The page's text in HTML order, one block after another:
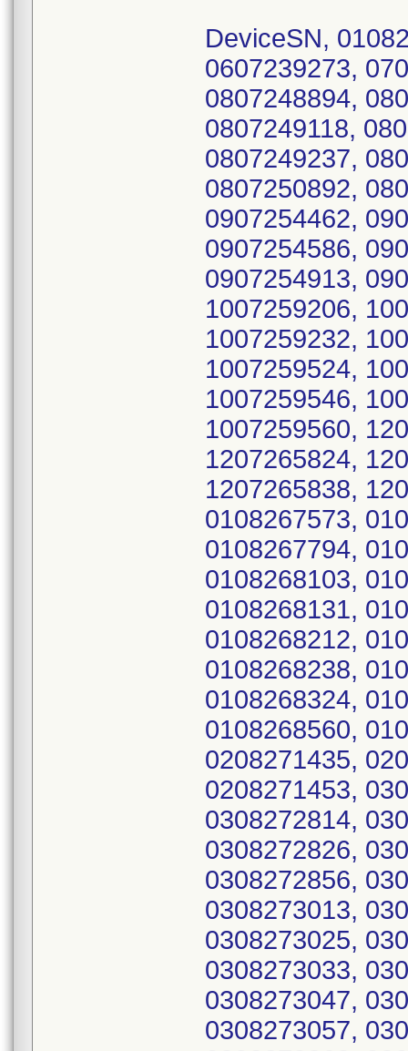
DeviceSN, 0108267946, 0108269457, 0208270821, 0607239273, 0707243380, 0807248084, 0807248830, 0807248894, 0807248896, 0807248900, 0807249110, 0807249118, 0807249133, 0807249150, 0807249226, 0807249237, 0807249692, 0807250834, 0807250838, 0807250892, 0807250894, 0807250900, 0807251119, 0907254462, 0907254500, 0907254544, 0907254554, 0907254586, 0907254592, 0907254596, 0907254909, 0907254913, 0907254927, 0909305230, 1007259202, 1007259206, 1007259210, 1007259220, 1007259228, 1007259232, 1007259299, 1007259327, 1007259516, 1007259524, 1007259528, 1007259538, 1007259542, 1007259546, 1007259552, 1007259556, 1007259558, 1007259560, 1207265816, 1207265818, 1207265822, 1207265824, 1207265826, 1207265830, 1207265834, 1207265838, 1207265842, 1207265846, 1207265848, 0108267573, 0108267647, 0108267651, 0108267681, 0108267794, 0108267952, 0108267962, 0108268101, 0108268103, 0108268105, 0108268127, 0108268129, 0108268131, 0108268133, 0108268135, 0108268137, 0108268212, 0108268228, 0108268230, 0108268234, 0108268238, 0108268240, 0108268242, 0108268318, 0108268324, 0108268554, 0108268556, 0108268558, 0108268560, 0108268568, 0108269459, 0208271423, 0208271435, 0208271447, 0208271449, 0208271451, 0208271453, 0308272802, 0308272810, 0308272812, 0308272814, 0308272816, 0308272820, 0308272824, 0308272826, 0308272850, 0308272852, 0308272854, 0308272856, 0308272893, 0308272897, 0308273007, 0308273013, 0308273019, 0308273021, 0308273023, 0308273025, 0308273027, 0308273029, 0308273031, 0308273033, 0308273039, 0308273041, 0308273043, 0308273047, 0308273049, 0308273051, 0308273053, 0308273057, 0308273059, 0308273061, 0308273195, 0308273363, 0308273367, 0308273379, 0408274276, 0408274278, 0408274311, 0408274312, 0408274313, 0408274315, 0408274316, 0408274323, 0408274325, 0408274329, 0408274333, 0408274335, 0408274355, 0408274357, 0408274378, 0408274392, 0408274588, 0408274613, 0408274679, 0409300816, 0507235246, 0507235248, 0507235252, 0507235258, 0507235741, 0507235785, 0507235787, 0507235791, 0507235795, 0507235829, 0507235837, 0507235845, 0507235847, 0507235851, 0507235909, 0507235911, 0507235913, 0507235971, 0507235989, 0507236025, 0507236027, 0507236029, 0507236031, 0507236041, 0507236047, 0507236049, 0507236448, 0507236450, 0507236452, 0507236454, 0507236474, 0507236484, 0507236486, 0507236494, 0507236500, 0507236501, 0507236505, 0507236513, 0507236547, 0507236549, 0507236551, 0507236553, 0507236555, 0507236569, 0507236573, 0507236575, 0507236581, 0507236587, 0507236593, 0507236595, 0507237307, 0507237386, 0508275204, 0508275210, 0508275224, 0508275230, 0508275240, 0508275244, 0508275306, 0508275345, 0508275359, 0508275361, 0508275385, 0508275387, 0508275395, 0508275548, 0508275554, 0508275560, 0508275562, 0508275566, 0508275572, 0508275574, 0508275604, 0508275608, 0508275673, 0508275685, 0508275689, 0508275691, 0508275697, 0508275724, 0508275728, 0508275746, 0508275748, 0508276002, 0508276006, 0508276008, 0508276012, 0508276014, 0508276018, 0508276097, 0508276099, 0508276100, 0508276107, 0508276109, 0508276117, 0508276119, 0508276136, 0508276138, 0508276140, 0508276158, 0508276779, 0607239255, 0607239532, 0607239864, 0607239918,